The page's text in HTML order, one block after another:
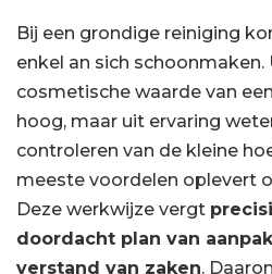
Bij een grondige reiniging
enkel an sich schoonmaken.
cosmetische waarde van
hoog, maar uit ervaring
controleren van de kleine
meeste voordelen oplevert
Deze werkwijze vergt
doordacht plan van
verstand van zaken.